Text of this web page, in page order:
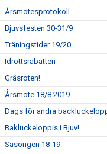
Årsmötesprotokoll
Bjuvsfesten 30-31/9
Träningstider 19/20
Idrottsrabatten
Gräsroten!
Årsmöte 18/8 2019
Dags för andra
Bakluckeloppis i Bjuv!
Säsongen 18-19